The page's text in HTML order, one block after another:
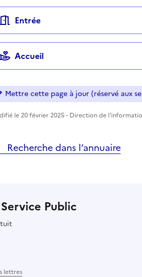
Entrée
Accueil
Mettre cette page à jour (réservé aux
le 20 février 2025 - Direction de
Recherche dans l’annuaire
Public
lettres